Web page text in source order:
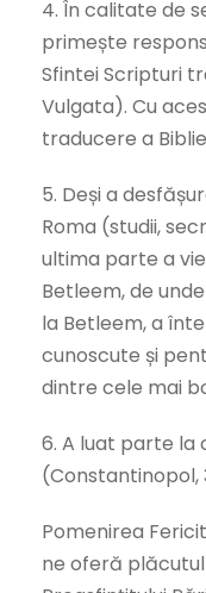
4. În calitate de
primește
Sfintei Scripturi
Vulgata). Cu
traducere a
5. Deși a
Roma (studii,
ultima parte a
Betleem, de
la Betleem, a
cunoscute și
dintre cele mai
6. A luat parte la
(Constantinopol,
Pomenirea
ne oferă